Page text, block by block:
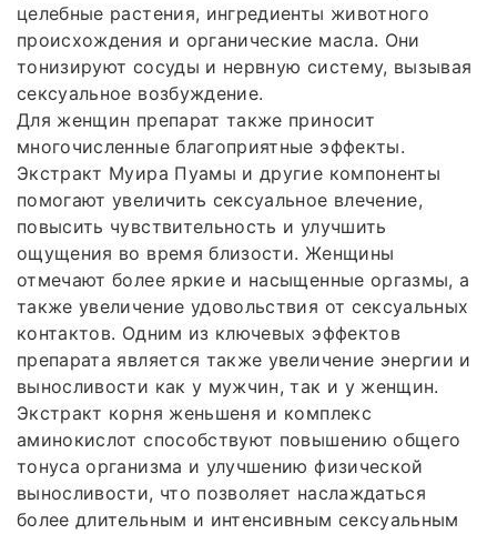
целебные растения, ингредиенты животного
происхождения и органические масла. Они
тонизируют сосуды и нервную систему, вызывая
сексуальное возбуждение.
Для женщин препарат также приносит
многочисленные благоприятные эффекты.
Экстракт Муира Пуамы и другие компоненты
помогают увеличить сексуальное влечение,
повысить чувствительность и улучшить
ощущения во время близости. Женщины
отмечают более яркие и насыщенные оргазмы, а
также увеличение удовольствия от сексуальных
контактов. Одним из ключевых эффектов
препарата является также увеличение энергии и
выносливости как у мужчин, так и у женщин.
Экстракт корня женьшеня и комплекс
аминокислот способствуют повышению общего
тонуса организма и улучшению физической
выносливости, что позволяет наслаждаться
более длительным и интенсивным сексуальным